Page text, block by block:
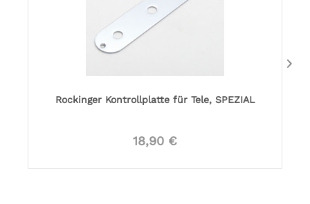
Rockinger Kontrollplatte für Tele, SPEZIAL
18,90 €